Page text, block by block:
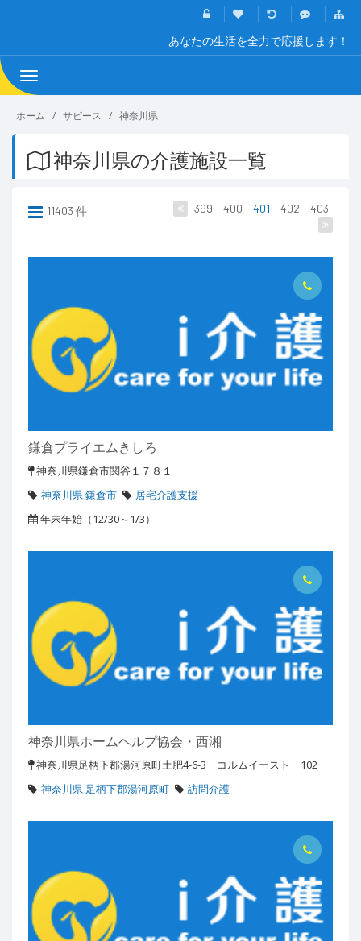
あなたの生活を全力で応援します！
Toggle
navigation
ホーム サビース 神奈川県
神奈川県の介護施設一覧
11403 件 399 400 401 402 403
鎌倉プライエムきしろ
神奈川県鎌倉市関谷１７８１
神奈川県 鎌倉市
居宅介護支援
年末年始（12/30～1/3）
神奈川県ホームヘルプ協会・西湘
神奈川県足柄下郡湯河原町土肥4-6-3 コルムイースト 102
神奈川県 足柄下郡湯河原町
訪問介護